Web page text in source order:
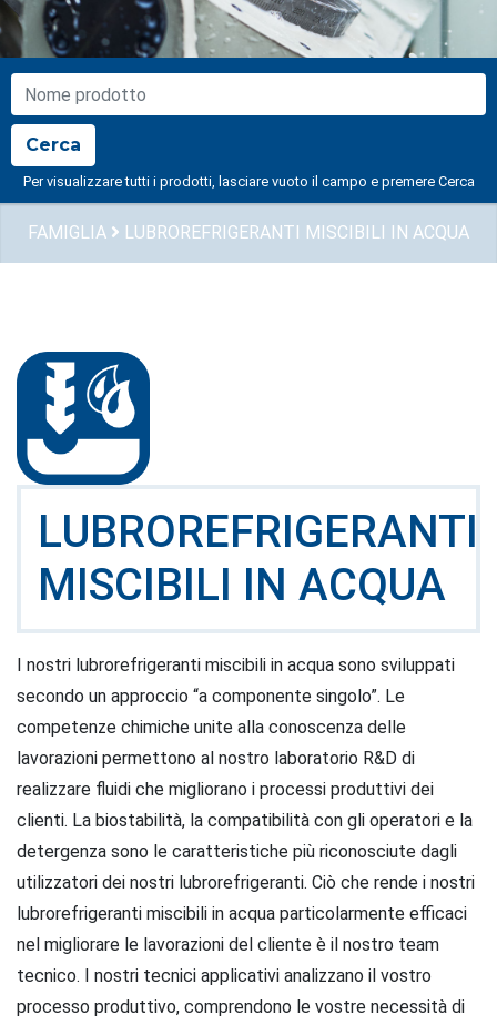
Cerca
Per visualizzare tutti i prodotti, lasciare vuoto il campo e premere Cerca
FAMIGLIA LUBROREFRIGERANTI MISCIBILI IN ACQUA
LUBROREFRIGERANTI
MISCIBILI IN ACQUA
I nostri lubrorefrigeranti miscibili in acqua sono sviluppati
secondo un approccio “a componente singolo”. Le
competenze chimiche unite alla conoscenza delle
lavorazioni permettono al nostro laboratorio R&D di
realizzare fluidi che migliorano i processi produttivi dei
clienti. La biostabilità, la compatibilità con gli operatori e la
detergenza sono le caratteristiche più riconosciute dagli
utilizzatori dei nostri lubrorefrigeranti. Ciò che rende i nostri
lubrorefrigeranti miscibili in acqua particolarmente efficaci
nel migliorare le lavorazioni del cliente è il nostro team
tecnico. I nostri tecnici applicativi analizzano il vostro
processo produttivo, comprendono le vostre necessità di